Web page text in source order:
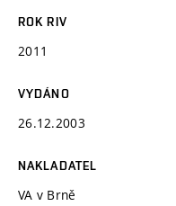
ROK RIV
2011
VYDÁNO
26.12.2003
NAKLADATEL
VA v Brně